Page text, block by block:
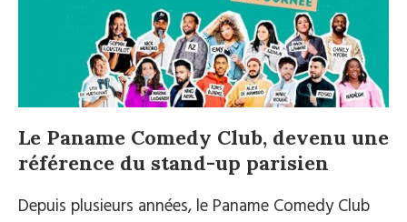
Le Paname Comedy Club, devenu une
référence du stand-up parisien
Depuis plusieurs années, le Paname Comedy Club